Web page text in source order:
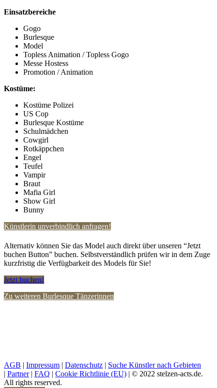
Einsatzbereiche
Gogo
Burlesque
Model
Topless Animation / Topless Gogo
Messe Hostess
Promotion / Animation
Kostüme:
Kostüme Polizei
US Cop
Burlesque Kostüme
Schulmädchen
Cowgirl
Rotkäppchen
Engel
Teufel
Vampir
Braut
Mafia Girl
Show Girl
Bunny
Künstlerin unverbindlich anfragen!
Alternativ können Sie das Model auch direkt über unseren “Jetzt
buchen Button” buchen. Selbstverständlich prüfen wir in dem Zuge
kurzfristig die Verfügbarkeit des Models für Sie!
Jetzt buchen!
Zu weiteren Burlesque Tänzerinnen
AGB | Impressum | Datenschutz | Suche Künstler nach Gebieten
| Partner| FAQ | Cookie Richtlinie (EU) | © 2022 stelzen-acts.de.
All rights reserved.